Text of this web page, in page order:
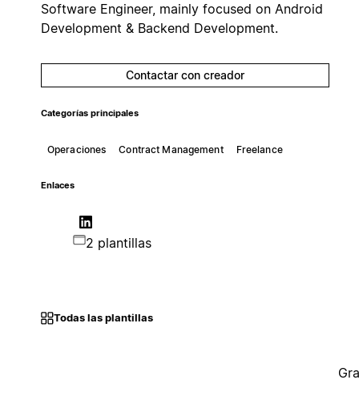
Software Engineer, mainly focused on Android
Development & Backend Development.
Contactar con creador
Categorías principales
Operaciones Contract Management Freelance
Enlaces
2 plantillas
Todas las plantillas